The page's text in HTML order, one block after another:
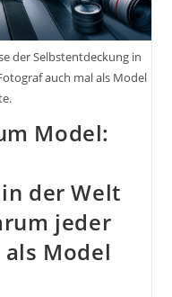
der Selbstentdeckung in
auch mal als Model
Model:
der Welt
jeder
Model